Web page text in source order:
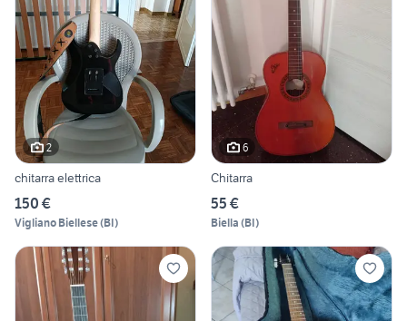
2
chitarra elettrica
150 €
Vigliano Biellese(BI)
6
Chitarra
55 €
Biella (BI)